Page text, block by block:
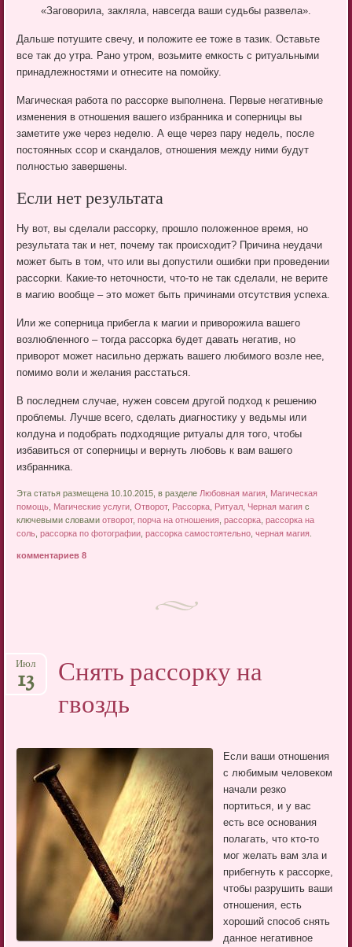
«Заговорила, закляла, навсегда ваши судьбы развела».
Дальше потушите свечу, и положите ее тоже в тазик. Оставьте
все так до утра. Рано утром, возьмите емкость с ритуальными
принадлежностями и отнесите на помойку.
Магическая работа по рассорке выполнена. Первые негативные
изменения в отношения вашего избранника и соперницы вы
заметите уже через неделю. А еще через пару недель, после
постоянных ссор и скандалов, отношения между ними будут
полностью завершены.
Если нет результата
Ну вот, вы сделали рассорку, прошло положенное время, но
результата так и нет, почему так происходит? Причина неудачи
может быть в том, что или вы допустили ошибки при проведении
рассорки. Какие-то неточности, что-то не так сделали, не верите
в магию вообще – это может быть причинами отсутствия успеха.
Или же соперница прибегла к магии и приворожила вашего
возлюбленного – тогда рассорка будет давать негатив, но
приворот может насильно держать вашего любимого возле нее,
помимо воли и желания расстаться.
В последнем случае, нужен совсем другой подход к решению
проблемы. Лучше всего, сделать диагностику у ведьмы или
колдуна и подобрать подходящие ритуалы для того, чтобы
избавиться от соперницы и вернуть любовь к вам вашего
избранника.
Эта статья размещена 10.10.2015, в разделе Любовная магия Магическая
помощь Магические услуги ,Отворот, Рассорка Ритуал Черная магия с
ключевыми словамиотворот,порча на отношения ,рассорка ,рассорка на
соль ,рассорка по фотографии ,рассорка самостоятельно ,черная магия
комментариев 8
Снять рассорку на
гвоздь
Июл
13
Если ваши отношения
с любимым человеком
начали резко
портиться, и у вас
есть все основания
полагать, что кто-то
мог желать вам зла и
прибегнуть к рассорке,
чтобы разрушить ваши
отношения, есть
хороший способ снять
данное негативное